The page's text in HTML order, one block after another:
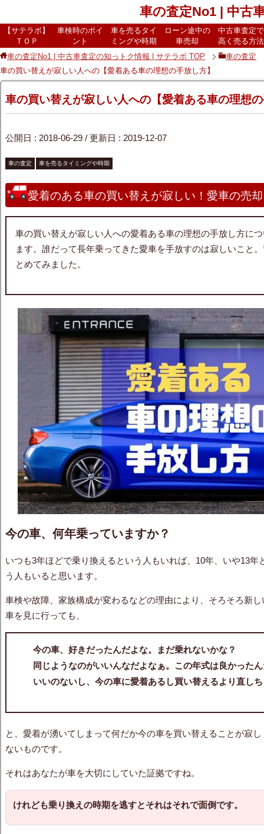
車の査定No1 | 中古
【サテラボ】
ＴＯＰ
車検時のポイ
ント
車を売るタイ
ミングや時期
ローン途中の
車売却
中古車査定で
高く売る方法
車の査定No1 | 中古車査定の知っトク情報 | サテラボ TOP
車の査定
車の買い替えが寂しい人への【愛着ある車の理想の手放し方】
車の買い替えが寂しい人への【愛着ある車の理想
公開日 : 2018-06-29/ 更新日 : 2019-12-07
車の査定 車を売るタイミングや時期
愛着のある車の買い替えが寂しい！愛車の売
車の買い替えが寂しい人への愛着ある車の理想の手放し方に
ます。誰だって長年乗ってきた愛車を手放すのは寂しいこと
とめてみました。
今の車、何年乗っていますか？
いつも3年ほどで乗り換えるという人もいれば、10年、いや13年
う人もいると思います。
車検や故障、家族構成が変わるなどの理由により、そろそろ新
車を見に行っても、
今の車、好きだったんだよな。まだ乗れないかな？
同じようなのがいいんなだよなぁ。この年式は良かった
いいのないし、今の車に愛着あるし買い替えるより直し
と、愛着が湧いてしまって何だか今の車を買い替えることが寂
ないものです。
それはあなたが車を大切にしていた証拠ですね。
けれども乗り換えの時期を逃すとそれはそれで面倒です。